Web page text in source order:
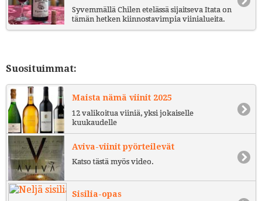
Syvemmällä Chilen etelässä sijaitseva Itata on
tämän hetken kiinnostavimpia viinialueita.
Suosituimmat:
Maista nämä viinit 2025
12 valikoitua viiniä, yksi jokaiselle
kuukaudelle
Aviva-viinit pyörteilevät
Katso tästä myös video.
Sisilia-opas